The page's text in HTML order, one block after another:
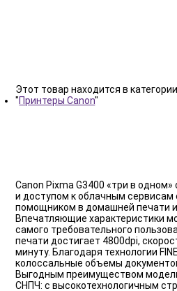
Этот товар находится в категории
"Принтеры Canon"
Canon Pixma G3400 «три в
и доступом к облачным сервисам
помощником в домашней печати и
Впечатляющие характеристики
самого требовательного
печати достигает 4800dpi,
минуту. Благодаря технологии
колоссальные объемы
Выгодным преимуществом
СНПЧ: с высокотехнологичным